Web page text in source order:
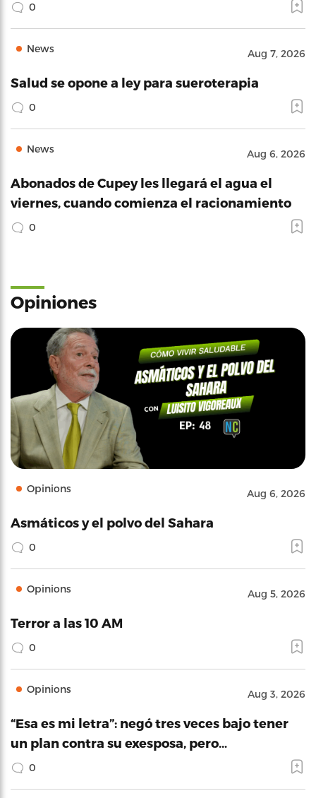
0
News Aug 7, 2026
Salud se opone a ley para sueroterapia
0
News Aug 6, 2026
Abonados de Cupey les llegará el agua el
viernes, cuando comienza el racionamiento
0
Opiniones
Opinions Aug 6, 2026
Asmáticos y el polvo del Sahara
0
Opinions Aug 5, 2026
Terror a las 10 AM
0
Opinions Aug 3, 2026
“Esa es mi letra”: negó tres veces bajo tener
un plan contra su exesposa, pero…
0